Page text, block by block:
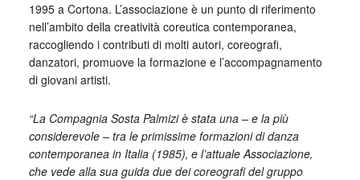
1995 a Cortona. L’associazione è un punto di riferimento
nell’ambito della creatività coreutica contemporanea,
raccogliendo i contributi di molti autori, coreografi,
danzatori, promuove la formazione e l’accompagnamento
di giovani artisti.
“La Compagnia Sosta Palmizi è stata una – e la più
considerevole – tra le primissime formazioni di danza
contemporanea in Italia (1985)‚ e l’attuale Associazione‚
che vede alla sua guida due dei coreografi del gruppo